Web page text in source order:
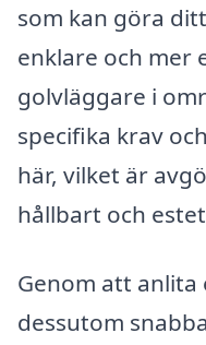
som kan göra
enklare och mer
golvläggare i
specifika krav
här, vilket är
hållbart och
Genom att anlita
dessutom